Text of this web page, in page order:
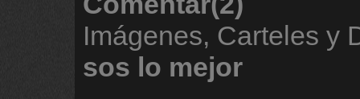
Imágenes, Carteles y
sos lo mejor